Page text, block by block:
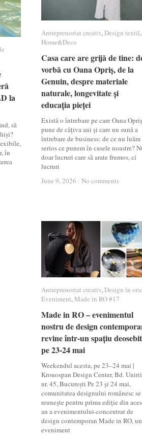
Antreprenoriat creativ,Design textil,
Home&Deco
Casa care are grijă de tine:
vorbă cu Oana Opriș, de la
Genuin, despre materiale
naturale, longevitate și
educația pieței
Există o întrebare pe care Oana
pune de câțiva ani și care nu sună a
întrebare de business: de ce nu
serios ce punem în casele noastre?
doar lucruri care să arate frumos, ci
lucruri
June 9, 2026 / No comments
Antreprenoriat creativ Design textil
Home&Deco
Casa care are grijă de tine:
vorbă cu Oana Opriș, de la
Genuin, despre materiale
naturale, longevitate și
educația pieței
June 9, 2026 / No comments
la
să
în
la
Antreprenoriat creativ,Design în
Eveniment,Made in RO #17
Made in RO – evenimentul
nostru de design
revine într-un spațiu
pe 23-24 mai
Weekendul acesta, pe 23–24 mai |
Kronospan Design Center, Bd. Unirii
nr. 45, București Pe 23 și 24 mai,
comunitatea designului românesc se
reunește pentru prima ediție din
an a evenimentului-concentrat de
design contemporan Made in RO, un
eveniment
Antreprenoriat creativ Design în
Eveniment Made in RO #17
Made in RO – evenimentul
nostru de design
revine într-un spațiu
pe 23-24 mai